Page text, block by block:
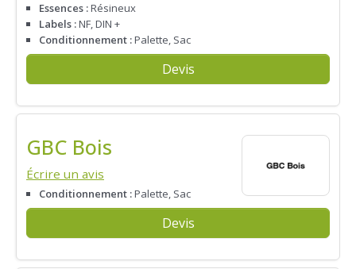
Essences :Résineux
Labels :NF, DIN +
Conditionnement :Palette, Sac
Devis
GBC Bois
Écrire un avis
Conditionnement :Palette, Sac
Devis